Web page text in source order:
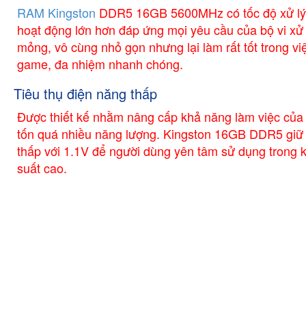
RAM Kingston DDR5 16GB 5600MHz có tốc độ xử
hoạt động lớn hơn đáp ứng mọi yêu cầu của bộ vi
mỏng, vô cùng nhỏ gọn nhưng lại làm rất tốt trong
game, đa nhiệm nhanh chóng.
Tiêu thụ điện năng thấp
Được thiết kế nhằm nâng cấp khả năng làm việc
tốn quá nhiều năng lượng. Kingston 16GB DDR5
thấp với 1.1V để người dùng yên tâm sử dụng trong
suất cao.